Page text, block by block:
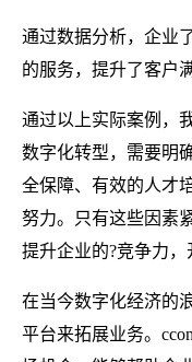
通过数据分析，企业
的服务，提升了客户
通过以上实际案例，
数字化转型，需要明
全保障、有效的人才
努力。只有这些因素
提升企业的?竞争力，
在当今数字化经济的
平台来拓展业务。